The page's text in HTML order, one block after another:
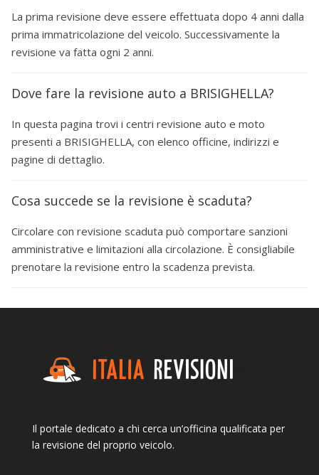
La prima revisione deve essere effettuata dopo 4 anni dalla
prima immatricolazione del veicolo. Successivamente la
revisione va fatta ogni 2 anni.
Dove fare la revisione auto a BRISIGHELLA?
In questa pagina trovi i centri revisione auto e moto
presenti a BRISIGHELLA, con elenco officine, indirizzi e
pagine di dettaglio.
Cosa succede se la revisione è scaduta?
Circolare con revisione scaduta può comportare sanzioni
amministrative e limitazioni alla circolazione. È consigliabile
prenotare la revisione entro la scadenza prevista.
Il portale dedicato a chi cerca un’officina qualificata per
la revisione del proprio veicolo.